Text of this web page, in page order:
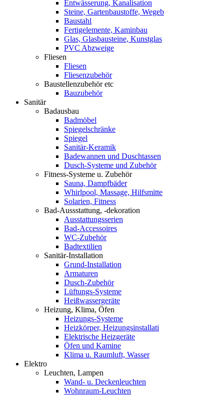
Entwässerung, Kanalisation
Steine, Gartenbaustoffe, Wegeb
Baustahl
Fertigelemente, Kaminbau
Glas, Glasbausteine, Kunstglas
PVC Abzweige
Fliesen
Fliesen
Fliesenzubehör
Baustellenzubehör etc
Bauzubehör
Sanitär
Badausbau
Badmöbel
Spiegelschränke
Spiegel
Sanitär-Keramik
Badewannen und Duschtassen
Dusch-Systeme und Zubehör
Fitness-Systeme u. Zubehör
Sauna, Dampfbäder
Whirlpool, Massage, Hilfsmitte
Solarien, Fitness
Bad-Aussstattung, -dekoration
Ausstattungsserien
Bad-Accessoires
WC-Zubehör
Badtextilien
Sanitär-Installation
Grund-Installation
Armaturen
Dusch-Zubehör
Lüftungs-Systeme
Heißwassergeräte
Heizung, Klima, Öfen
Heizungs-Systeme
Heizkörper, Heizungsinstallati
Elektrische Heizgeräte
Öfen und Kamine
Klima u. Raumluft, Wasser
Elektro
Leuchten, Lampen
Wand- u. Deckenleuchten
Wohnraum-Leuchten